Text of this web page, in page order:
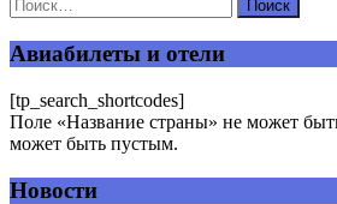
Ваш адрес email не будет опубликован.
Комментарий
Авиабилеты и отели
[tp_search_shortcodes]
Поле «Название страны» не может
может быть пустым.
Новости